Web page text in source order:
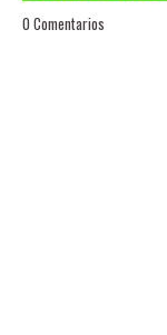
0 Comentarios